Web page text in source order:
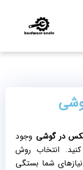
در گوشی وجود
کنید. انتخاب روش
شما بستگی